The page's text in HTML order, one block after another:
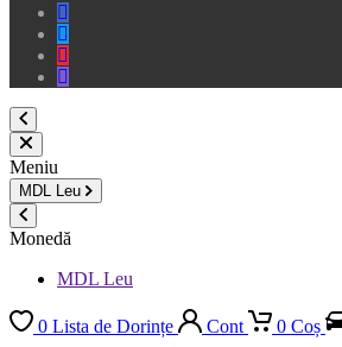
Facebook
Twitter
Youtube
Instagram
Meniu
MDL Leu
Monedă
MDL Leu
0 Lista de Dorințe Cont 0 Coș